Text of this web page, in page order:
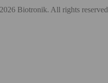
Biotronik. All rights